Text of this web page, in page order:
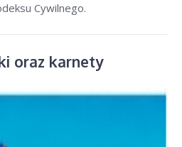
Cywilnego.
oraz karnety